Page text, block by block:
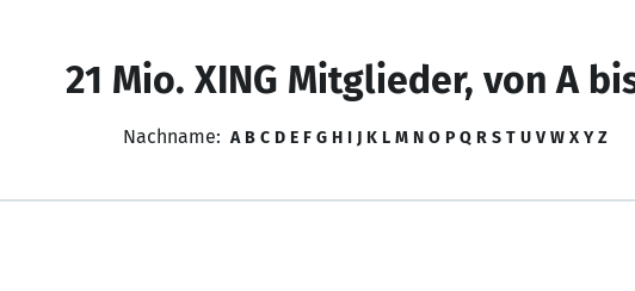
21 Mio. XING Mitglieder, von A
Nachname: A B C D E F G H I J K L M N O P Q R S T U V W X Y Z